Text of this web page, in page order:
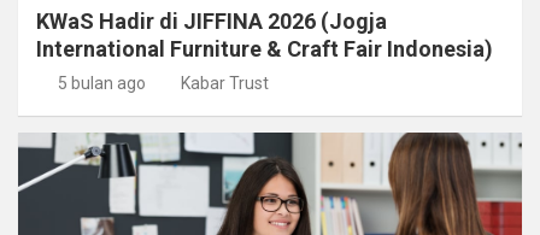
KWaS Hadir di JIFFINA 2026 (Jogja
International Furniture & Craft Fair Indonesia)
5 bulan ago Kabar Trust